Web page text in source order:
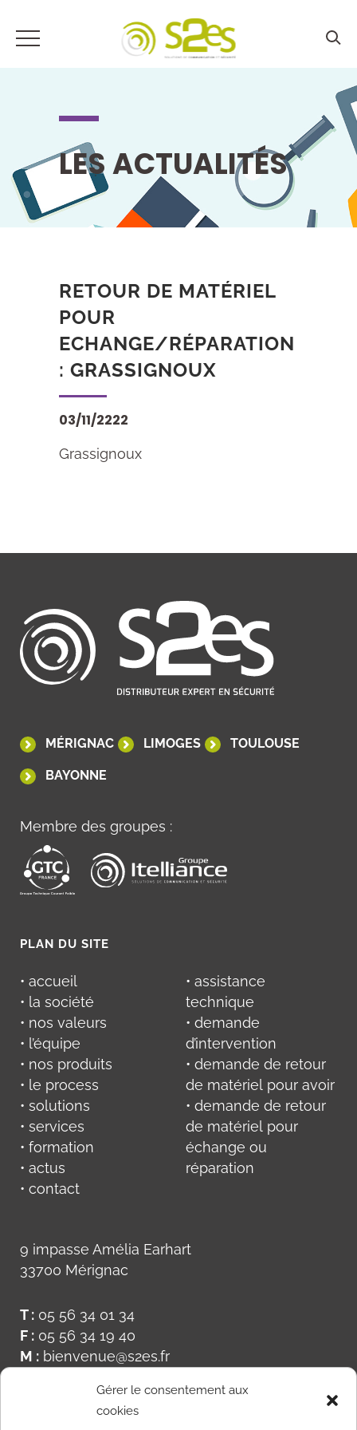
Gérer le consentement aux
cookies
LES ACTUALITÉS
RETOUR DE MATÉRIEL
POUR
ECHANGE/RÉPARATION
: GRASSIGNOUX
03/11/2222
Grassignoux
MÉRIGNAC LIMOGES TOULOUSE
BAYONNE
Membre des groupes :
PLAN DU SITE
• accueil
• la société
• nos valeurs
• l’équipe
• nos produits
• le process
• solutions
• services
• formation
• actus
• contact
• assistance
technique
• demande
d’intervention
• demande de retour
de matériel pour avoir
• demande de retour
de matériel pour
échange ou
réparation
9 impasse Amélia Earhart
33700 Mérignac
T : 05 56 34 01 34
F : 05 56 34 19 40
M : bienvenue@s2es.fr